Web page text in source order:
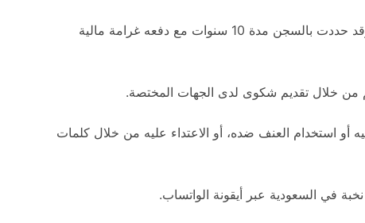
على المعتدي وقد حددت بالسجن مدة 10 سنوات مع دفعه غرامة مالية
من خلال تقديم شكوى لدى الجهات المختصة.
أو استخدام العنف ضده، أو الاعتداء عليه من خلال كلمات
في السعودية عبر أيقونة الواتساب.